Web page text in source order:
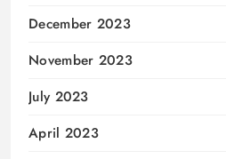
December 2023
November 2023
July 2023
April 2023